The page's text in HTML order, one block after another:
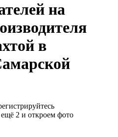
на
в
2 и откроем фото